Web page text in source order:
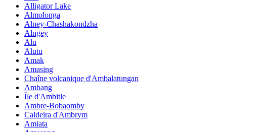
Alligator Lake
Almolonga
Alney-Chashakondzha
Alngey
Alu
Alutu
Amak
Amasing
Chaîne volcanique d'Ambalatungan
Ambang
Île d'Ambitle
Ambre-Bobaomby
Caldeira d'Ambrym
Amiata